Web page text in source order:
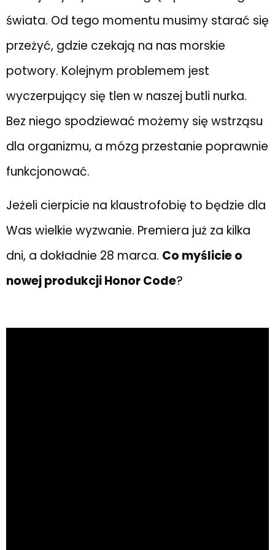
świata. Od tego momentu musimy starać się
przeżyć, gdzie czekają na nas morskie
potwory. Kolejnym problemem jest
wyczerpujący się tlen w naszej butli nurka.
Bez niego spodziewać możemy się wstrząsu
dla organizmu, a mózg przestanie poprawnie
funkcjonować.
Jeżeli cierpicie na klaustrofobię to będzie dla
Was wielkie wyzwanie. Premiera już za kilka
dni, a dokładnie 28 marca. Co myślicie o
nowej produkcji Honor Code?